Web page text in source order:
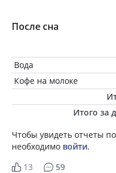
После сна
Вода
Кофе на молоке
Итого за
Чтобы увидеть отчеты
необходимо войти.
13
59